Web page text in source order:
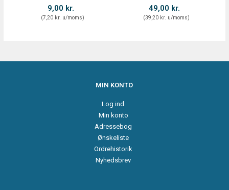
9,00 kr.
(7,20 kr. u/moms)
49,00 kr.
(39,20 kr. u/moms)
MIN KONTO
Log ind
Min konto
Adressebog
Ønskeliste
Ordrehistorik
Nyhedsbrev